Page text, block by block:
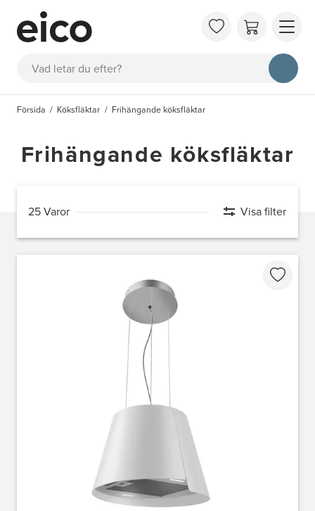
Sök
OM
FAQ
Försida Köksfläktar Frihängande köksfläktar
Frihängande köksfläktar
25 Varor Visa filter